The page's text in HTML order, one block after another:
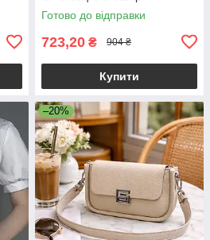
блакитна
Готово до відправки
723,20 ₴ 904 ₴
Купити
–20%